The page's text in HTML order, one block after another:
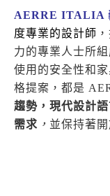
AERRE ITALIA
度專業的設計師
力的專業人士所
使用的安全性和
格提案，都是
趨勢，現代設計
需求 ， 並保持著